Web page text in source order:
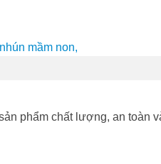
phẩm chất lượng, an toàn